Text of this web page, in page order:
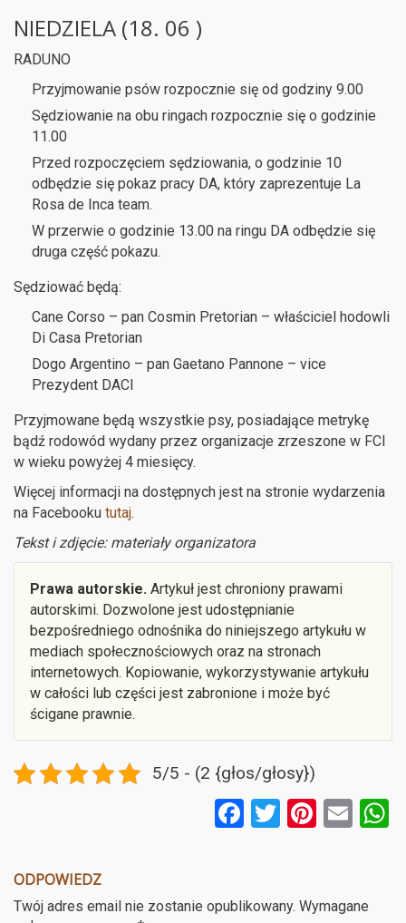
NIEDZIELA (18. 06 )
RADUNO
Przyjmowanie psów rozpocznie się od godziny 9.00
Sędziowanie na obu ringach rozpocznie się o godzinie
11.00
Przed rozpoczęciem sędziowania, o godzinie 10
odbędzie się pokaz pracy DA, który zaprezentuje La
Rosa de Inca team.
W przerwie o godzinie 13.00 na ringu DA odbędzie się
druga część pokazu.
Sędziować będą:
Cane Corso – pan Cosmin Pretorian – właściciel hodowli
Di Casa Pretorian
Dogo Argentino – pan Gaetano Pannone – vice
Prezydent DACI
Przyjmowane będą wszystkie psy, posiadające metrykę
bądź rodowód wydany przez organizacje zrzeszone w FCI
w wieku powyżej 4 miesięcy.
Więcej informacji na dostępnych jest na stronie wydarzenia
na Facebooku tutaj.
Tekst i zdjęcie: materiały organizatora
Prawa autorskie. Artykuł jest chroniony prawami
autorskimi. Dozwolone jest udostępnianie
bezpośredniego odnośnika do niniejszego artykułu w
mediach społecznościowych oraz na stronach
internetowych. Kopiowanie, wykorzystywanie artykułu
w całości lub części jest zabronione i może być
ścigane prawnie.
5/5 - (2 {głos/głosy})
F
b
T
er
Pi
es
E
ODPOWIEDZ
Twój adres email nie zostanie opublikowany. Wymagane